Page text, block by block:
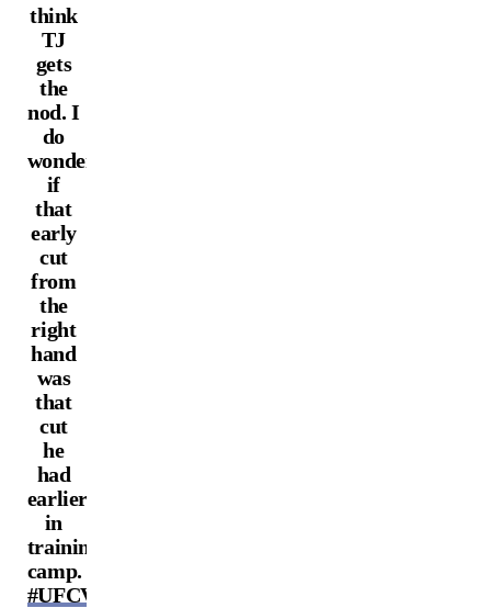
think
TJ
gets
the
nod. I
do
wonder
if
that
early
cut
from
the
right
hand
was
that
cut
he
had
earlier
in
training
camp.
#UFCVegas32